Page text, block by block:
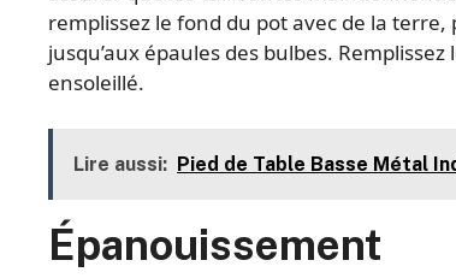
remplissez le fond du pot avec de la terre,
jusqu’aux épaules des bulbes.
ensoleillé.
Lire aussi: Pied de Table Basse Métal
Épanouissement